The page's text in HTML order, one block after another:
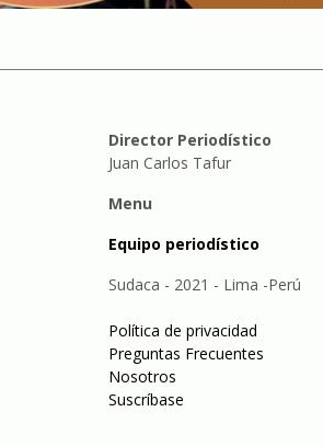
Director Periodístico
Juan Carlos Tafur
Menu
Equipo periodístico
Sudaca - 2021 - Lima -Perú
Política de privacidad
Preguntas Frecuentes
Nosotros
Suscríbase